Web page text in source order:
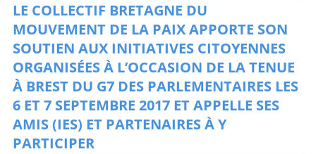
LE COLLECTIF BRETAGNE DU
MOUVEMENT DE LA PAIX APPORTE SON
SOUTIEN AUX INITIATIVES CITOYENNES
ORGANISÉES À L’OCCASION DE LA TENUE
À BREST DU G7 DES PARLEMENTAIRES LES
6 ET 7 SEPTEMBRE 2017 ET APPELLE SES
AMIS (IES) ET PARTENAIRES À Y
PARTICIPER